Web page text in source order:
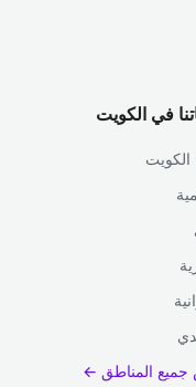
في الكويت
الكويت
المناطق ←